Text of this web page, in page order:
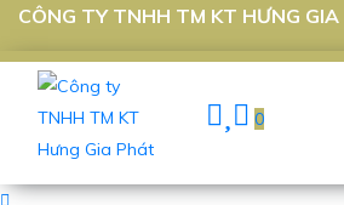
CÔNG TY TNHH TM KT HƯNG
0